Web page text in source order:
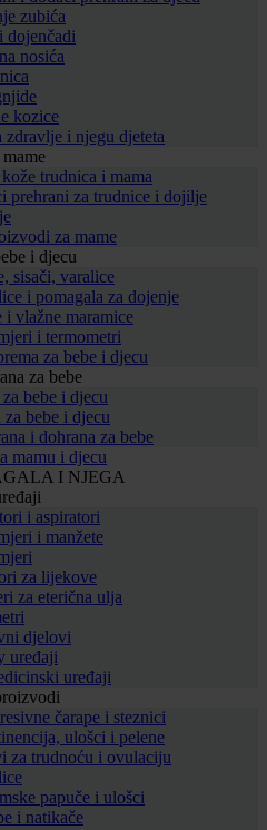
zubića
dojenčadi
nosića
kozice
zdravlje i njegu djeteta
trudnica i mama
prehrani za trudnice i dojilje
za mame
i djecu
sisači, varalice
i pomagala za dojenje
i vlažne maramice
i termometri
za bebe i djecu
za bebe
bebe i djecu
za bebe i djecu
i dohrana za bebe
mamu i djecu
I NJEGA
i aspiratori
i manžete
za lijekove
za eterična ulja
djelovi
uređaji
uređaji
čarape i steznici
ulošci i pelene
za trudnoću i ovulaciju
papuče i ulošci
i natikače